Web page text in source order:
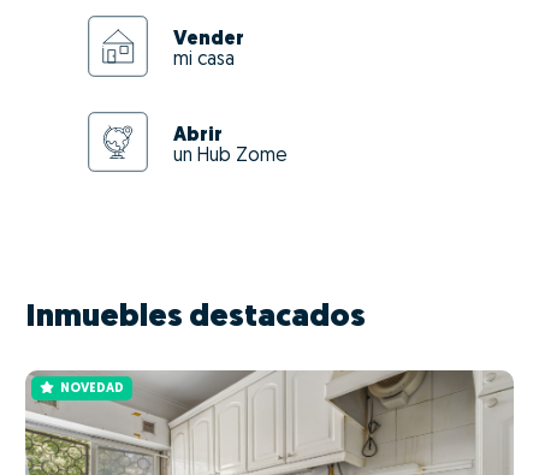
Vender
mi casa
Abrir
un Hub Zome
Inmuebles destacados
NOVEDAD